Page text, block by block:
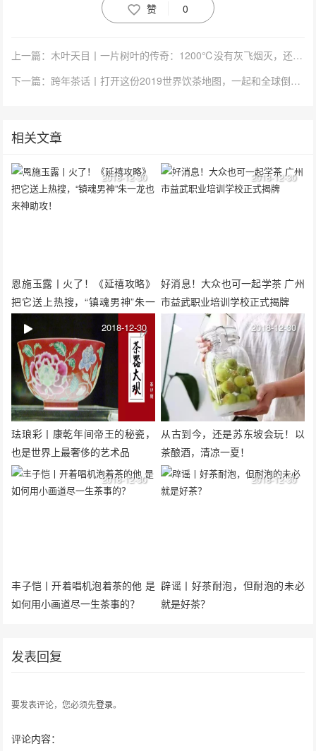
赞 0
上一篇：木叶天目丨一片树叶的传奇：1200℃没有灰飞烟灭，还浴火重生了！
下一篇：跨年茶话丨打开这份2019世界饮茶地图，一起和全球倒数！
相关文章
恩施玉露丨火了！《延禧攻略》
把它送上热搜，“镇魂男神”朱一
2018-12-30
好消息！大众也可一起学茶 广州
市益武职业培训学校正式揭牌
2018-12-30
珐琅彩丨康乾年间帝王的秘瓷，
也是世界上最奢侈的艺术品
2018-12-30
从古到今，还是苏东坡会玩！以
茶酿酒，清凉一夏！
2018-12-30
丰子恺丨开着唱机泡着茶的他 是
如何用小画道尽一生茶事的？
2018-12-30
辟谣丨好茶耐泡，但耐泡的未必
就是好茶？
2018-12-30
发表回复
要发表评论，您必须先登录。
评论内容：